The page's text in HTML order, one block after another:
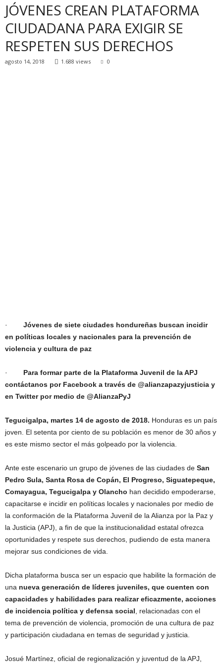
JÓVENES CREAN PLATAFORMA
CIUDADANA PARA EXIGIR SE
RESPETEN SUS DERECHOS
agosto 14, 2018 1.688 views 0
·
Jóvenes de siete ciudades hondureñas buscan incidir
en políticas locales y nacionales para la prevención de
violencia y cultura de paz
·
Para formar parte de la Plataforma Juvenil de la APJ
contáctanos por Facebook a través de @alianzapazyjusticia y
en Twitter por medio de @AlianzaPyJ
Tegucigalpa, martes 14 de agosto de 2018. Honduras es un país
joven. El setenta por ciento de su población es menor de 30 años y
es este mismo sector el más golpeado por la violencia.
Ante este escenario un grupo de jóvenes de las ciudades de San
Pedro Sula, Santa Rosa de Copán, El Progreso, Siguatepeque,
Comayagua, Tegucigalpa y Olancho han decidido empoderarse,
capacitarse e incidir en políticas locales y nacionales por medio de
la conformación de la Plataforma Juvenil de la Alianza por la Paz y
la Justicia (APJ), a fin de que la institucionalidad estatal ofrezca
oportunidades y respete sus derechos, pudiendo de esta manera
mejorar sus condiciones de vida.
Dicha plataforma busca ser un espacio que habilite la formación de
una nueva generación de líderes juveniles, que cuenten con
capacidades y habilidades para realizar eficazmente, acciones
de incidencia política y defensa social , relacionadas con el
tema de prevención de violencia, promoción de una cultura de paz
y participación ciudadana en temas de seguridad y justicia.
Josué Martínez, oficial de regionalización y juventud de la APJ,